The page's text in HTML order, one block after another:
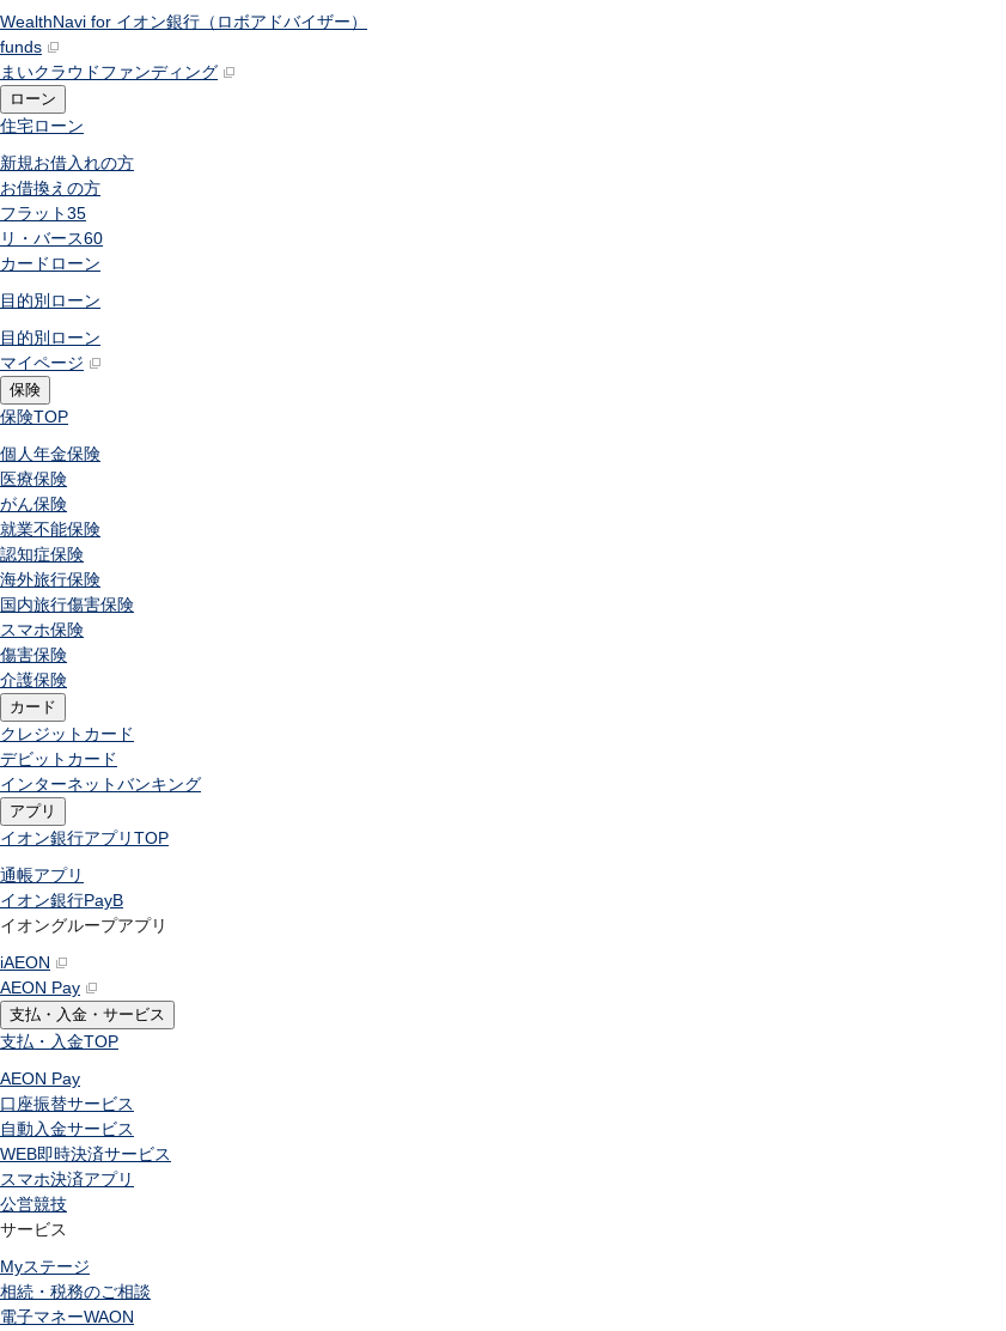
WealthNavi for イオン銀行（ロボアドバイザー）
funds
まいクラウドファンディング
ローン
住宅ローン
新規お借入れの方
お借換えの方
フラット35
リ・バース60
カードローン
目的別ローン
目的別ローン
マイページ
保険
保険TOP
個人年金保険
医療保険
がん保険
就業不能保険
認知症保険
海外旅行保険
国内旅行傷害保険
スマホ保険
傷害保険
介護保険
カード
クレジットカード
デビットカード
インターネットバンキング
アプリ
イオン銀行アプリTOP
通帳アプリ
イオン銀行PayB
イオングループアプリ
iAEON
AEON Pay
支払・入金・サービス
支払・入金TOP
AEON Pay
口座振替サービス
自動入金サービス
WEB即時決済サービス
スマホ決済アプリ
公営競技
サービス
Myステージ
相続・税務のご相談
電子マネーWAON